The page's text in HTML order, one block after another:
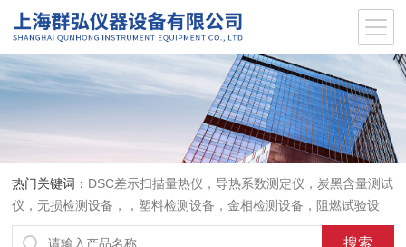
热门关键词： DSC差示扫描量热仪，导热系数测定仪，炭黑含量测试
仪，无损检测设备，，塑料检测设备，金相检测设备，阻燃试验设
备，耐环境老化设备，金属检测设备，量具量仪